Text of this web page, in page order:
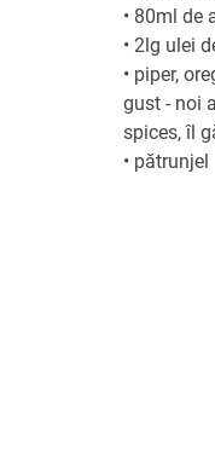
• 80ml de
• 2lg ulei
• piper,
gust - noi
spices, îl
• pătrunjel